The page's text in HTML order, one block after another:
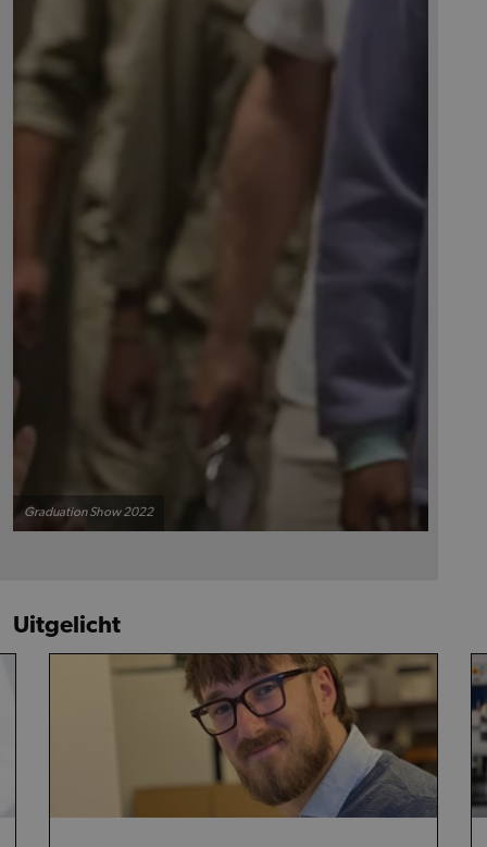
Graduation Show 2022
Uitgelicht